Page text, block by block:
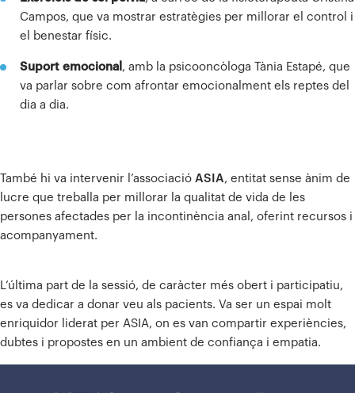
Campos, que va mostrar estratègies per millorar el control i
el benestar físic.
Suport emocional , amb la psicooncòloga Tània Estapé, que
va parlar sobre com afrontar emocionalment els reptes del
dia a dia.
També hi va intervenir l’associació ASIA, entitat sense ànim de
lucre que treballa per millorar la qualitat de vida de les
persones afectades per la incontinència anal, oferint recursos i
acompanyament.
L’última part de la sessió, de caràcter més obert i participatiu,
es va dedicar a donar veu als pacients. Va ser un espai molt
enriquidor liderat per ASIA, on es van compartir experiències,
dubtes i propostes en un ambient de confiança i empatia.